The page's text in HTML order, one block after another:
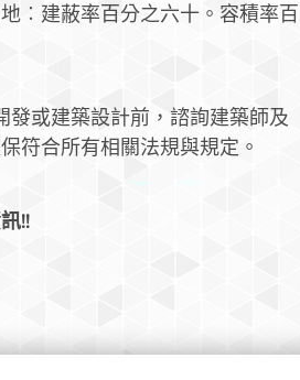
︰建蔽率百分之六十。容積率百
發或建築設計前，諮詢建築師及
符合所有相關法規與規定。
!!